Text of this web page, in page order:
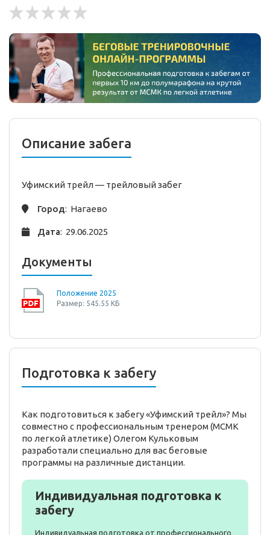
Описание забега
Уфимский трейл — трейловыйзабег
Город: Нагаево
Дата: 29.06.2025
Документы
Положение 2025
Размер: 545.55 КБ
Подготовка к забегу
Как подготовиться к забегу «Уфимский трейл»? Мы
совместно с профессиональным тренером (МСМК
по легкой атлетике) Олегом Кульковым
разработали специально для вас беговые
программы на различные дистанции.
Индивидуальная подготовка к
забегу
Индивидуальная подготовка от профессионального